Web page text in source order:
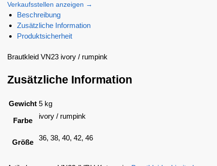
Verkaufsstellen anzeigen →
Beschreibung
Zusätzliche Information
Produktsicherheit
Brautkleid VN23 ivory / rumpink
Zusätzliche Information
Gewicht 5 kg
Farbe
ivory / rumpink
Größe
36, 38, 40, 42, 46